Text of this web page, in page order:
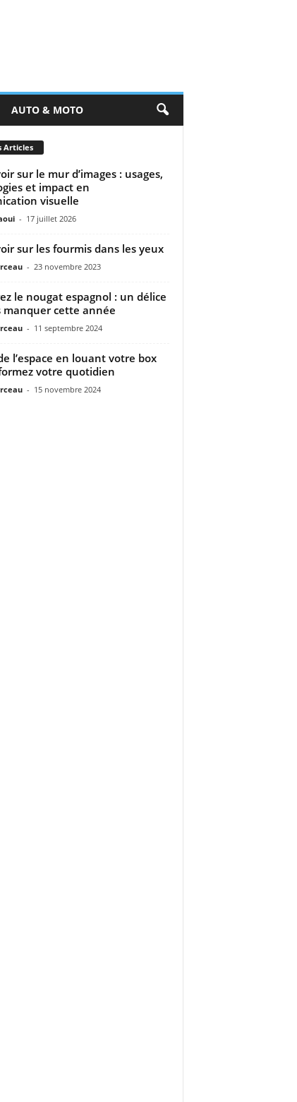
AUTO & MOTO
Articles
sur le mur d’images : usages,
et impact en
visuelle
- 17 juillet 2026
sur les fourmis dans les yeux
- 23 novembre 2023
le nougat espagnol : un délice
manquer cette année
- 11 septembre 2024
l’espace en louant votre box
votre quotidien
- 15 novembre 2024